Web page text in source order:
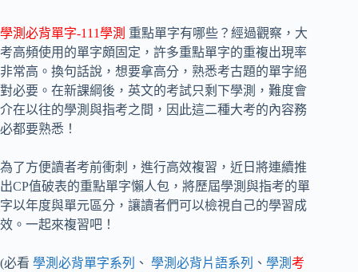
學測必背單字-111學測 重點單字有哪些？經過觀察，大
考高頻使用的單字頗固定，許多重點單字的重複出現率
非常高。換句話說，想要拿高分，熟悉考古題的單字絕
對必要。在新課綱後，英文的考試只剩下學測，難度會
介在以往的學測與指考之間，因此這二種大考的內容務
必都要熟悉！
為了方便讀者考前衝刺，進行高效複習，近日將連續推
出CP值破表的重點單字懶人包，將歷屆學測與指考的單
字以年度與單元區分，讓讀者們可以檢視自己的學習成
效。一起來複習吧！
(必看 學測必背單字系列 、 學測必背片語系列 、 學測 考